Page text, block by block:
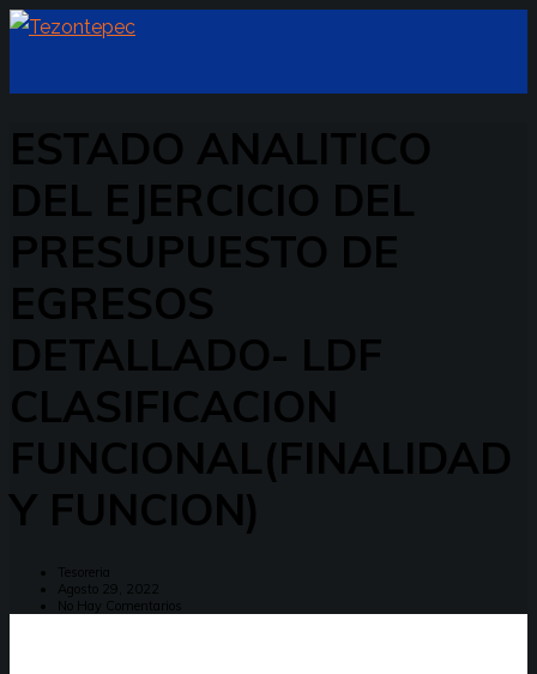
ESTADO ANALITICO
DEL EJERCICIO DEL
PRESUPUESTO DE
EGRESOS
DETALLADO- LDF
CLASIFICACION
FUNCIONAL(FINALIDAD
Y FUNCION)
Tesoreria
Agosto 29, 2022
No Hay Comentarios